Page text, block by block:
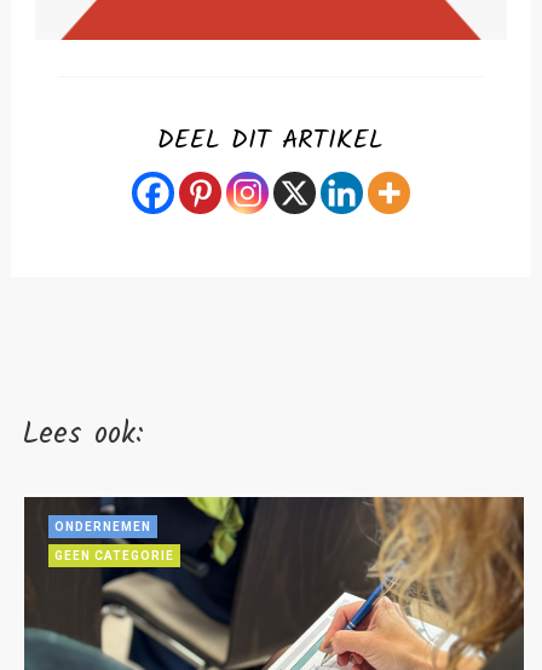
DEEL DIT ARTIKEL
Lees ook:
ONDERNEMEN
GEEN CATEGORIE